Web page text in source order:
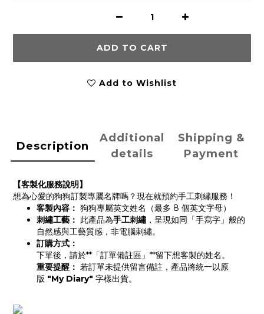
ADD TO CART
Add to Wishlist
Description
Additional
details
Shipping &
Payment
【客製化服務說明】
想為心愛的狗狗訂製專屬名牌嗎？現在就預約手工刺繡服務！
客製內容： 狗狗專屬英文姓名（最多 8 個英文字母）
刺繡工藝： 此產品為手工刺繡 ，呈現如同「手寫字」般的
自然感與工藝質感，非電腦刺繡。
訂購方式：
下單後，請於**「訂單備註區」**留下想客製的姓名。
重要提醒： 若訂單未提供留言備註，產品將統一以原
版 "My Diary" 字樣出貨。